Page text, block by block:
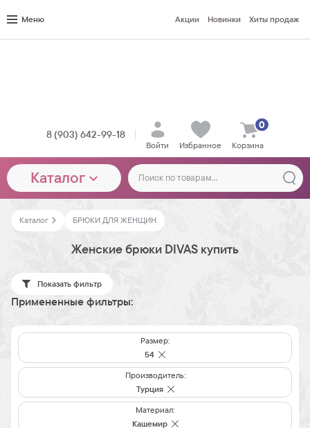
Меню Акции Новинки Хиты продаж
8 (903) 642-99-18
Войти Избранное Корзина
0
Каталог
Каталог БРЮКИ ДЛЯ ЖЕНЩИН
Женские брюки DIVAS купить
Показать фильтр
Примененные фильтры:
Размер:
54
Производитель:
Турция
Материал:
Кашемир